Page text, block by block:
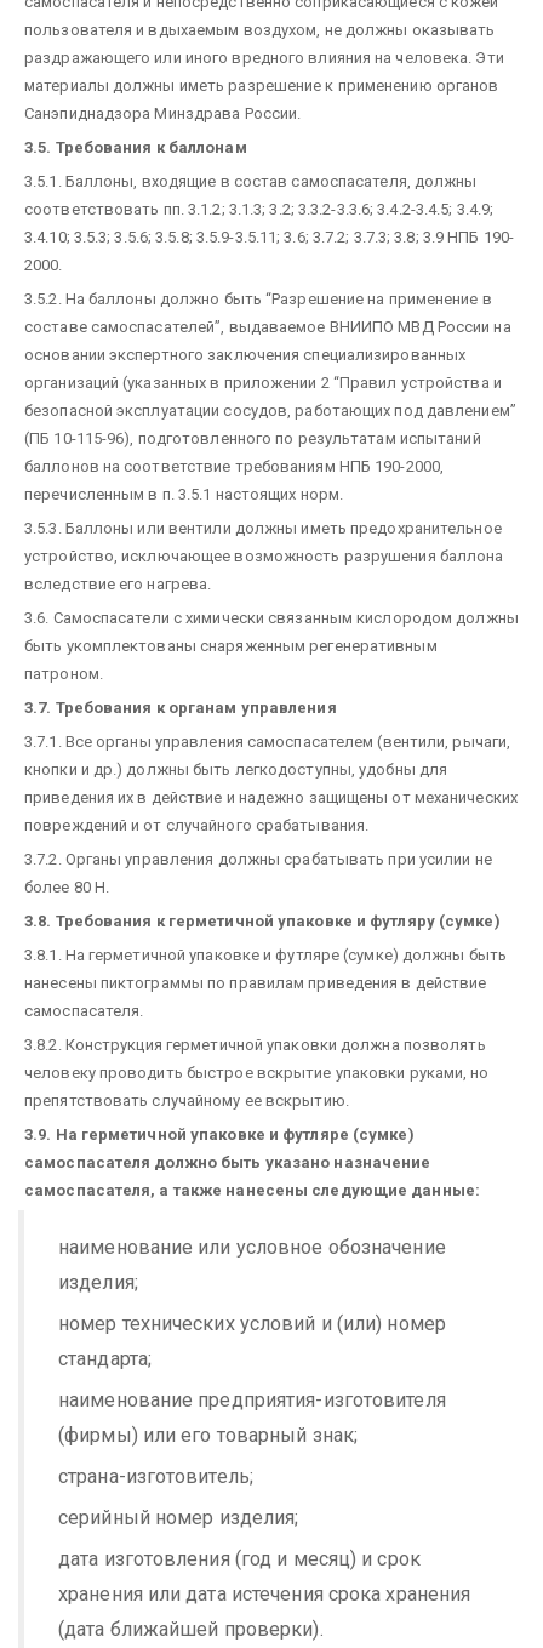
пользователя и вдыхаемым воздухом, не должны оказывать
раздражающего или иного вредного влияния на человека. Эти
материалы должны иметь разрешение к применению органов
Санэпиднадзора Минздрава России.
3.5. Требования к баллонам
3.5.1. Баллоны, входящие в состав самоспасателя, должны
соответствовать пп. 3.1.2; 3.1.3; 3.2; 3.3.2-3.3.6; 3.4.2-3.4.5; 3.4.9;
3.4.10; 3.5.3; 3.5.6; 3.5.8; 3.5.9-3.5.11; 3.6; 3.7.2; 3.7.3; 3.8; 3.9 НПБ 190-
2000.
3.5.2. На баллоны должно быть “Разрешение на применение в
составе самоспасателей”, выдаваемое ВНИИПО МВД России на
основании экспертного заключения специализированных
организаций (указанных в приложении 2 “Правил устройства и
безопасной эксплуатации сосудов, работающих под давлением”
(ПБ 10-115-96), подготовленного по результатам испытаний
баллонов на соответствие требованиям НПБ 190-2000,
перечисленным в п. 3.5.1 настоящих норм.
3.5.3. Баллоны или вентили должны иметь предохранительное
устройство, исключающее возможность разрушения баллона
вследствие его нагрева.
3.6. Самоспасатели с химически связанным кислородом должны
быть укомплектованы снаряженным регенеративным
патроном.
3.7. Требования к органам управления
3.7.1. Все органы управления самоспасателем (вентили, рычаги,
кнопки и др.) должны быть легкодоступны, удобны для
приведения их в действие и надежно защищены от механических
повреждений и от случайного срабатывания.
3.7.2. Органы управления должны срабатывать при усилии не
более 80 Н.
3.8. Требования к герметичной упаковке и футляру (сумке)
3.8.1. На герметичной упаковке и футляре (сумке) должны быть
нанесены пиктограммы по правилам приведения в действие
самоспасателя.
3.8.2. Конструкция герметичной упаковки должна позволять
человеку проводить быстрое вскрытие упаковки руками, но
препятствовать случайному ее вскрытию.
3.9. На герметичной упаковке и футляре (сумке)
самоспасателя должно быть указано назначение
самоспасателя, а также нанесены следующие данные:
наименование или условное обозначение
изделия;
номер технических условий и (или) номер
стандарта;
наименование предприятия-изготовителя
(фирмы) или его товарный знак;
страна-изготовитель;
серийный номер изделия;
дата изготовления (год и месяц) и срок
хранения или дата истечения срока хранения
(дата ближайшей проверки).